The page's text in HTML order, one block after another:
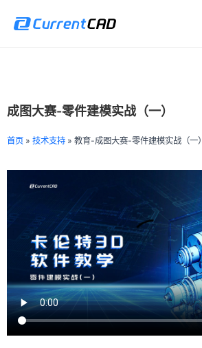
成图大赛-零件建模实战（一）
首页 » 技术支持 » 教育-成图大赛-零件建模实战（一）